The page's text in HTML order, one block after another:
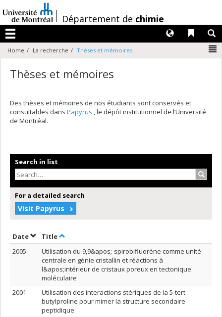
au
contenu
/Département de chimie
Menu
Liens
Langues
Home La recherche Thèses et mémoires
Thèses et mémoires
Des thèses et mémoires de nos étudiants sont conservés et
consultables dans Papyrus , le dépôt institutionnel de l’Université
de Montréal.
Search in list
For a detailed search
Visit Papyrus
DateSort by date in descending order
TitleSort by title in descending order
2005
Utilisation du 9,9&apos;-spirobifluorène comme unité
centrale en génie cristallin et réactions à
l&apos;intérieur de cristaux poreux en tectonique
moléculaire
2001
Utilisation des interactions stériques de la 5-tert-
butylproline pour mimer la structure secondaire
peptidique